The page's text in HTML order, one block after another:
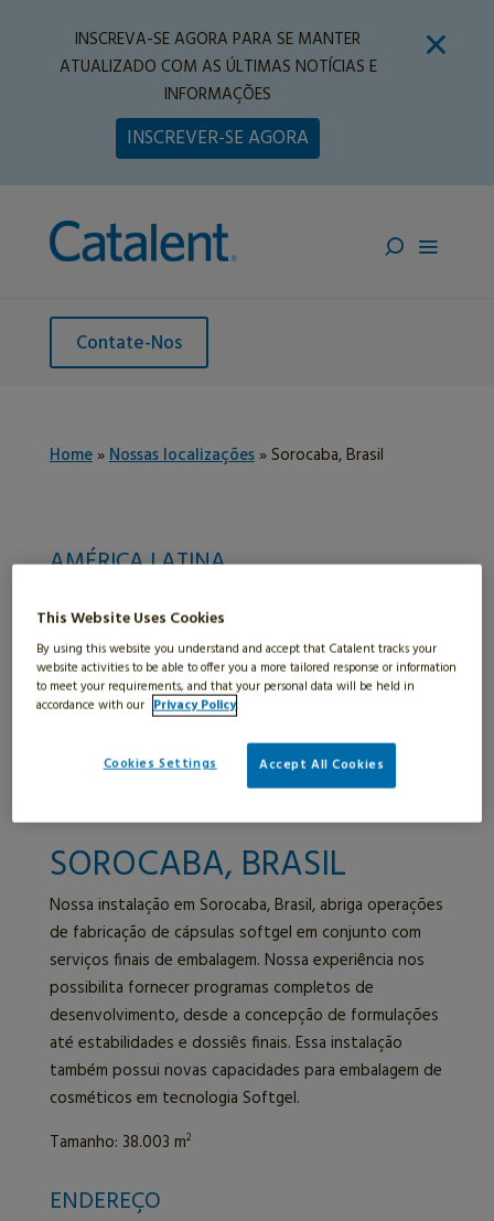
INSCREVA-SE AGORA PARA SE MANTER
ATUALIZADO COM AS ÚLTIMAS NOTÍCIAS E
INFORMAÇÕES
INSCREVER-SE AGORA
Contate-Nos
Home»Nossas localizações»Sorocaba, Brasil
AMÉRICA LATINA
Montevidéu, Uruguai
SOROCABA, BRASIL
SOROCABA, BRASIL
Nossa instalação em Sorocaba, Brasil, abriga operações
de fabricação de cápsulas softgel em conjunto com
serviços finais de embalagem. Nossa experiência nos
possibilita fornecer programas completos de
desenvolvimento, desde a concepção de formulações
até estabilidades e dossiês finais. Essa instalação
também possui novas capacidades para embalagem de
cosméticos em tecnologia Softgel.
Tamanho: 38.003 m2
ENDEREÇO
This Website Uses Cookies
By using this website you understand and accept that Catalent tracks your
website activities to be able to offer you a more tailored response or information
to meet your requirements, and that your personal data will be held in
accordance with our Privacy Policy.
Cookies Settings Accept All Cookies